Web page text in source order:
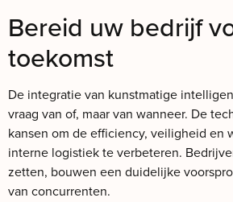
Bereid uw bedrijf
toekomst
De integratie van kunstmatige
vraag van of, maar van wanneer. De
kansen om de efficiency, veiligheid en
interne logistiek te verbeteren.
zetten, bouwen een duidelijke
van concurrenten.